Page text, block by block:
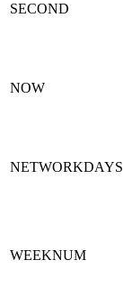
SECOND
NOW
NETWORKDAYS
WEEKNUM